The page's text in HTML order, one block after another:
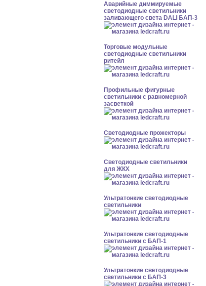
Аварийные диммируемые
светодиодные светильники
заливающего света DALI БАП-3
Торговые модульные
светодиодные светильники
ритейл
Профильные фигурные
светильники с равномерной
засветкой
Светодиодные прожекторы
Светодиодные светильники
для ЖКХ
Ультратонкие светодиодные
светильники
Ультратонкие светодиодные
светильники с БАП-1
Ультратонкие светодиодные
светильники с БАП-3